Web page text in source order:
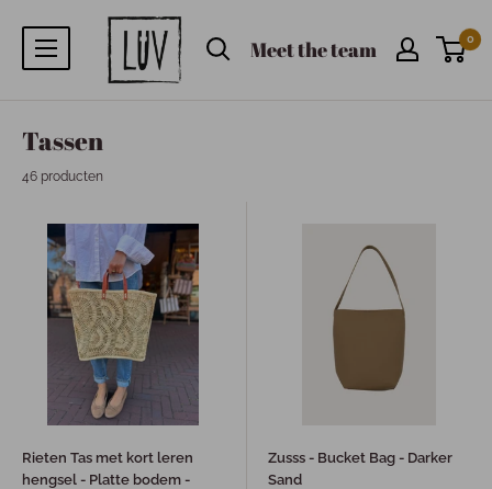
Meet the team 0
Tassen
46 producten
Rieten Tas met kort leren
hengsel - Platte bodem -
Zusss - Bucket Bag - Darker
Sand